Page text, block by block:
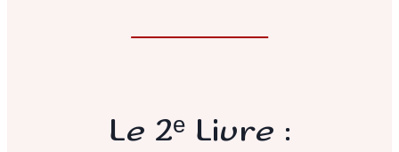
Le 2ᵉ Livre :